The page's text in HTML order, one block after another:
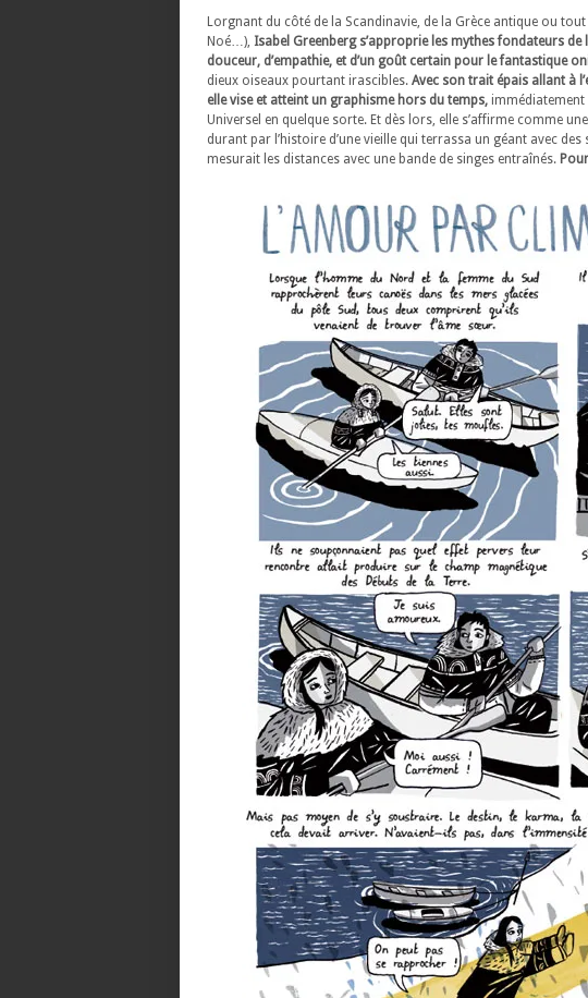
Lorgnant du côté de la Scandinavie, de la Grèce antique ou
Noé…), Isabel Greenberg s’approprie les mythes fondateurs
douceur, d’empathie, et d’un goût certain pour le fantastique
dieux oiseaux pourtant irascibles. Avec son trait épais allant à
elle vise et atteint un graphisme hors du temps, immédiatement
Universel en quelque sorte. Et dès lors, elle s’affirme comme
durant par l’histoire d’une vieille qui terrassa un géant avec
mesurait les distances avec une bande de singes entraînés.